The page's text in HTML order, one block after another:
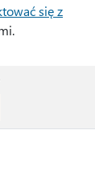
się z